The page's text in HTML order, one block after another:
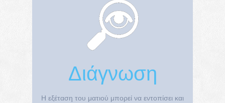
Διάγνωση
Η εξέταση του ματιού μπορεί να εντοπίσει και